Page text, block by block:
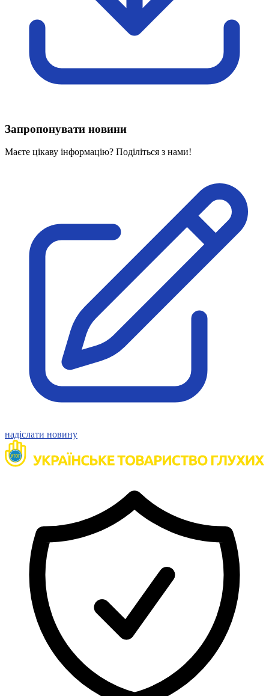
Харківська область
Херсонська область
Хмельницька область
Вивчаємо жестову мову
Дитяча сторінка
Новини про жестову мову
Проєкт "Жестова мова для поліцейських"
На допомогу військовим
Медична термінологія жестовою мовою
Нормативна база УТОГ
Конвенція ООН
Законодавство
Декларації
Документи ВФГ
Міжнародні документи
Запропонувати новини
Маєте цікаву інформацію? Поділіться з нами!
надіслати новину